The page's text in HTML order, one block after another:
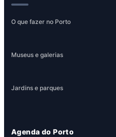
O que fazer no Porto
Museus e galerias
Jardins e parques
Agenda do Porto